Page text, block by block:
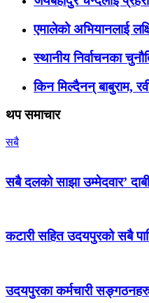
एमालेको अभियानलाई
स्थानीय निर्वाचनका
किन मिल्दैनन् बाबुराम,
थप समाचार
सबै
सबै दलको साझा उम्मेदवार’
कटारी सहित उदयपुरको सबै
उदयपुरका कर्मचारी